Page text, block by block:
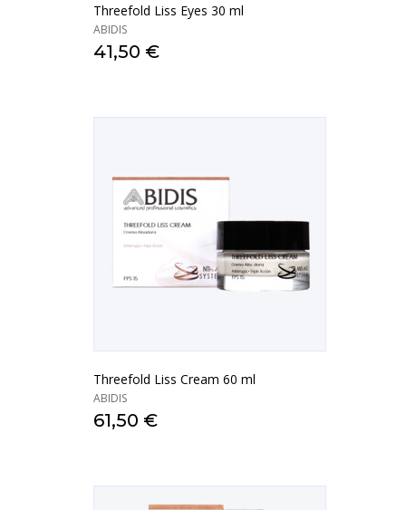
Threefold Liss Eyes 30 ml
ABIDIS
41,50 €
Threefold Liss Cream 60 ml
ABIDIS
61,50 €